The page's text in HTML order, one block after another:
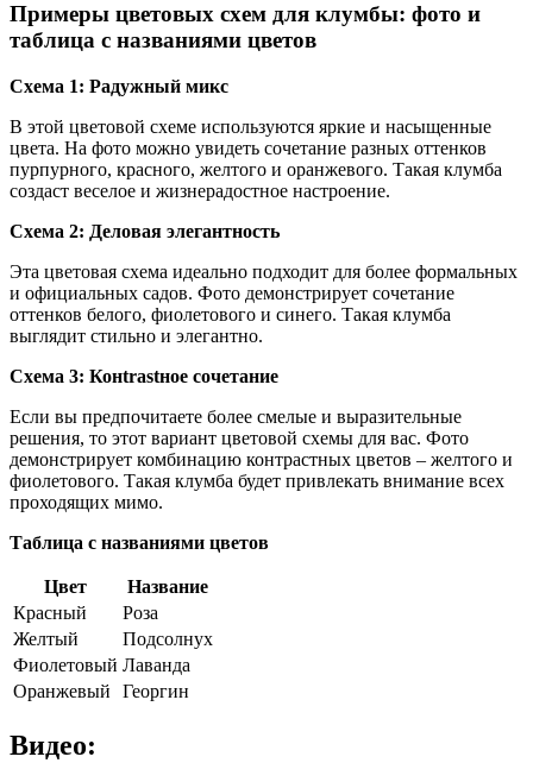
Примеры цветовых схем для клумбы: фото и
таблица с названиями цветов
Схема 1: Радужный микс
В этой цветовой схеме используются яркие и насыщенные
цвета. На фото можно увидеть сочетание разных оттенков
пурпурного, красного, желтого и оранжевого. Такая клумба
создаст веселое и жизнерадостное настроение.
Схема 2: Деловая элегантность
Эта цветовая схема идеально подходит для более формальных
и официальных садов. Фото демонстрирует сочетание
оттенков белого, фиолетового и синего. Такая клумба
выглядит стильно и элегантно.
Схема 3: Конtrastное сочетание
Если вы предпочитаете более смелые и выразительные
решения, то этот вариант цветовой схемы для вас. Фото
демонстрирует комбинацию контрастных цветов – желтого и
фиолетового. Такая клумба будет привлекать внимание всех
проходящих мимо.
Таблица с названиями цветов
Цвет
Название
Красный
Роза
Желтый
Подсолнух
Фиолетовый Лаванда
Оранжевый
Георгин
Видео: